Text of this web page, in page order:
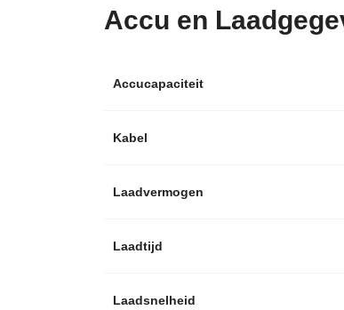
Accu en
Accucapaciteit
Kabel
Laadvermogen
Laadtijd
Laadsnelheid